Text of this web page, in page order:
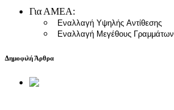
Για ΑΜΕΑ:
Εναλλαγή Υψηλής Αντίθεσης
Εναλλαγή Μεγέθους Γραμμάτων
Δημοφιλή Άρθρα